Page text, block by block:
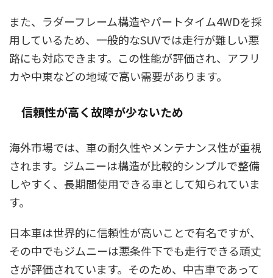
また、ラダーフレーム構造やパートタイム4WDを採
用しているため、一般的なSUVでは走行が難しい悪
路にも対応できます。この性能が評価され、アフリ
カや中東などの地域で高い需要があります。
信頼性が高く故障が少ないため
海外市場では、車の耐久性やメンテナンス性が重視
されます。ジムニーは構造が比較的シンプルで整備
しやすく、長期間使用できる車として知られていま
す。
日本車は世界的に信頼性が高いことで有名ですが、
その中でもジムニーは悪条件下でも走行できる頑丈
さが評価されています。そのため、中古車であって